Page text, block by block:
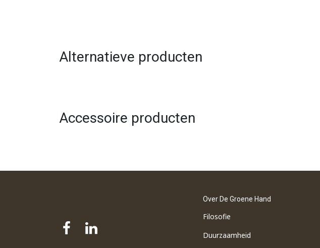
Alternatieve producten
Accessoire producten
Over De Groene Hand
Filosofie
Duurzaamheid